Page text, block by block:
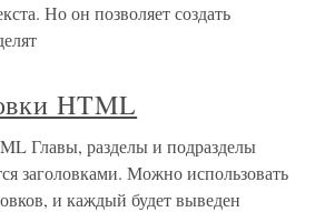
Но он позволяет создать
HTML
Главы, разделы и подразделы
заголовками. Можно использовать
и каждый будет выведен